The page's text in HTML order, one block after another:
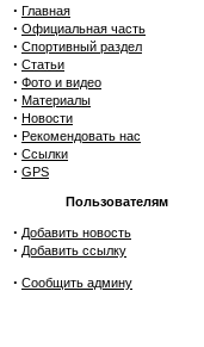
· Главная
· Официальная часть
· Спортивный раздел
· Статьи
· Фото и видео
· Материалы
· Новости
· Рекомендовать нас
· Ссылки
· GPS
Пользователям
· Добавить новость
· Добавить ссылку
· Сообщить админу